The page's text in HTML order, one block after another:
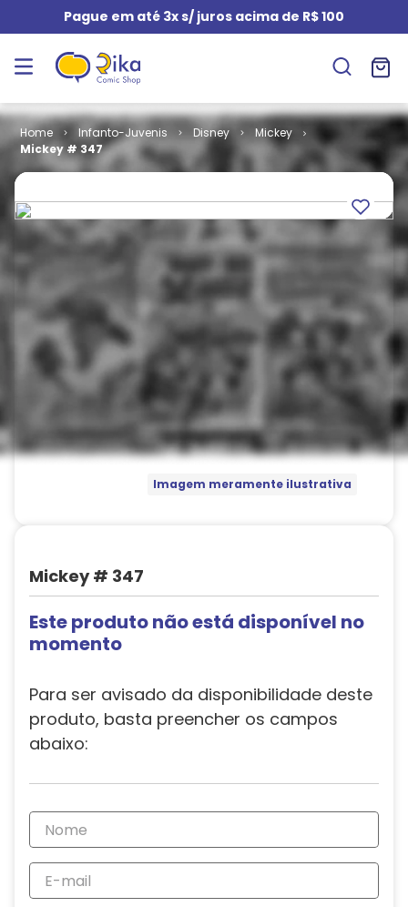
Pague em até 3x s/ juros acima de R$ 100
Infanto-Juvenis Disney
Mickey
Mickey # 347
Imagem meramente ilustrativa
Mickey # 347
Este produto não está disponível no
momento
Para ser avisado da disponibilidade deste
produto, basta preencher os campos
abaixo: